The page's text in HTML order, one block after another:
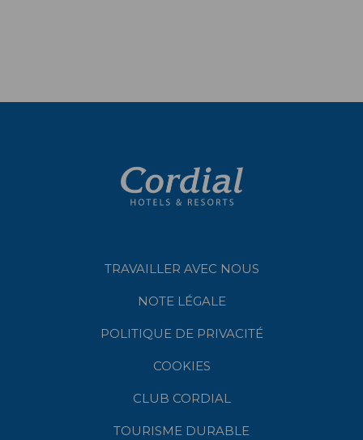
TRAVAILLER AVEC NOUS
NOTE LÉGALE
POLITIQUE DE PRIVACITÉ
COOKIES
CLUB CORDIAL
TOURISME DURABLE